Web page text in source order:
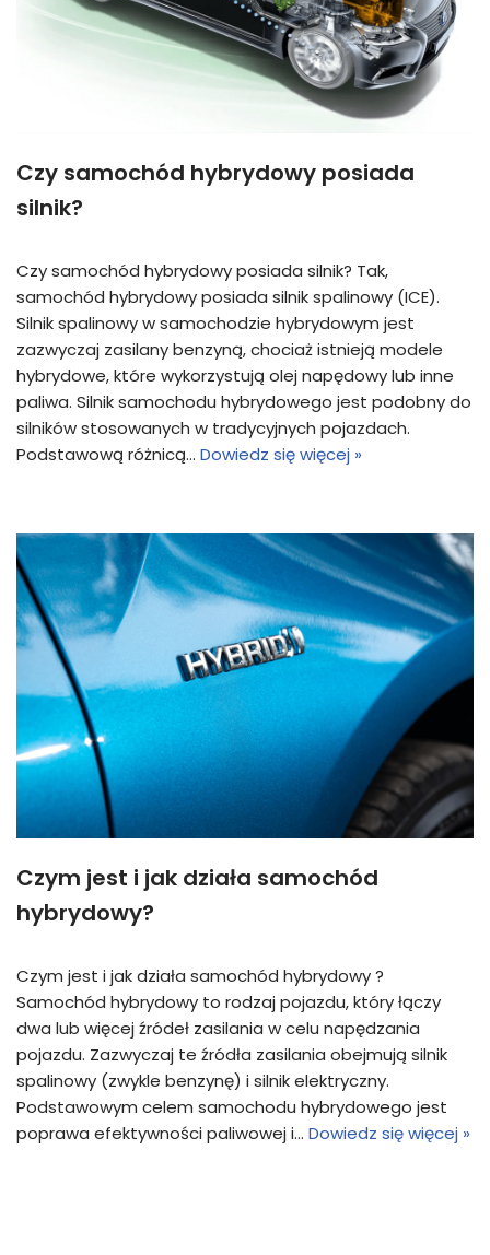
Czy samochód hybrydowy posiada
silnik?
Czy samochód hybrydowy posiada silnik? Tak,
samochód hybrydowy posiada silnik spalinowy (ICE).
Silnik spalinowy w samochodzie hybrydowym jest
zazwyczaj zasilany benzyną, chociaż istnieją modele
hybrydowe, które wykorzystują olej napędowy lub inne
paliwa. Silnik samochodu hybrydowego jest podobny do
silników stosowanych w tradycyjnych pojazdach.
Podstawową różnicą… Dowiedz się więcej »
Czym jest i jak działa samochód
hybrydowy?
Czym jest i jak działa samochód hybrydowy ?
Samochód hybrydowy to rodzaj pojazdu, który łączy
dwa lub więcej źródeł zasilania w celu napędzania
pojazdu. Zazwyczaj te źródła zasilania obejmują silnik
spalinowy (zwykle benzynę) i silnik elektryczny.
Podstawowym celem samochodu hybrydowego jest
poprawa efektywności paliwowej i… Dowiedz się więcej »